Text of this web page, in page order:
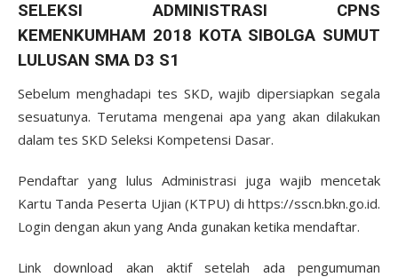
SELEKSI ADMINISTRASI CPNS
KEMENKUMHAM 2018 KOTA SIBOLGA SUMUT
LULUSAN SMA D3 S1
Sebelum menghadapi tes SKD, wajib dipersiapkan segala
sesuatunya. Terutama mengenai apa yang akan dilakukan
dalam tes SKD Seleksi Kompetensi Dasar.
Pendaftar yang lulus Administrasi juga wajib mencetak
Kartu Tanda Peserta Ujian (KTPU) di https://sscn.bkn.go.id.
Login dengan akun yang Anda gunakan ketika mendaftar.
Link download akan aktif setelah ada pengumuman